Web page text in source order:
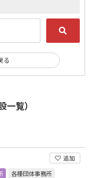
覧）
追加
各種団体事務所
る